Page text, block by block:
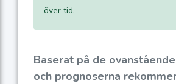
över tid.
Baserat på de
och prognoserna